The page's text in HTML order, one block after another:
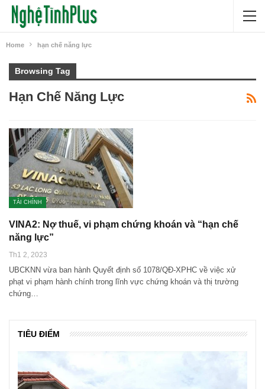
Home hạn chế năng lực
Browsing Tag
Hạn Chế Năng Lực
TÀI CHÍNH
VINA2: Nợ thuế, vi phạm chứng khoán và “hạn chế
năng lực”
Th1 2, 2023
UBCKNN vừa ban hành Quyết định số 1078/QĐ-XPHC về việc xử
phạt vi phạm hành chính trong lĩnh vực chứng khoán và thị trường
chứng…
TIÊU ĐIỂM